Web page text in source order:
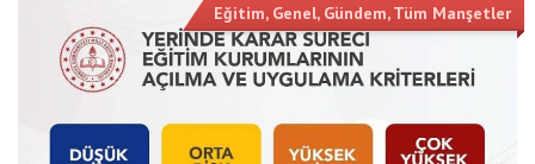
Eğitim, Genel, Gündem,Tüm Manşetler